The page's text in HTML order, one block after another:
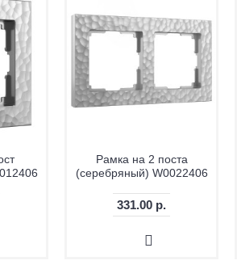
Рамка на 2 поста
(серебряный) W0022406
331.00 р.